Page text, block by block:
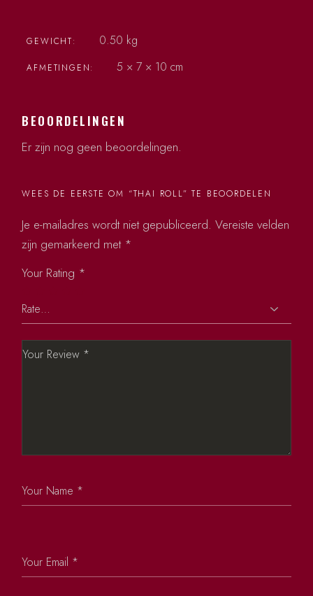
GEWICHT 0.50 kg
AFMETINGEN 5 × 7 × 10 cm
BEOORDELINGEN
Er zijn nog geen beoordelingen.
WEES DE EERSTE OM “THAI ROLL” TE BEOORDELEN
Je e-mailadres wordt niet gepubliceerd. Vereiste velden
zijn gemarkeerd met *
Your Rating *